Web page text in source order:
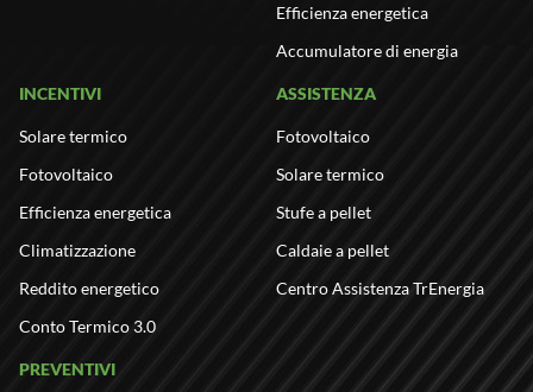
Efficienza energetica
Accumulatore di energia
INCENTIVI
Solare termico
Fotovoltaico
Efficienza energetica
Climatizzazione
Reddito energetico
Conto Termico 3.0
ASSISTENZA
Fotovoltaico
Solare termico
Stufe a pellet
Caldaie a pellet
Centro Assistenza TrEnergia
PREVENTIVI